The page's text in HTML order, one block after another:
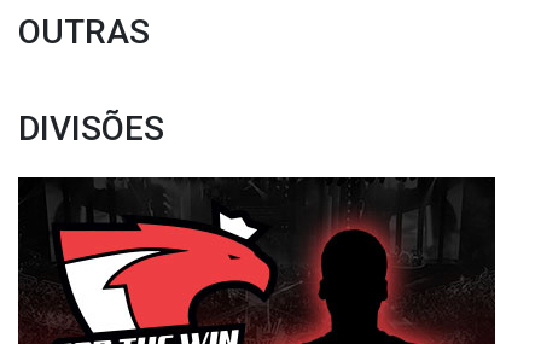
OUTRAS
DIVISÕES